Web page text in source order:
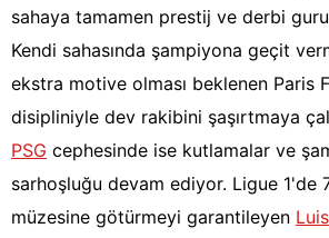
sahaya tamamen prestij ve derbi
Kendi sahasında şampiyona geçit
ekstra motive olması beklenen Paris
disipliniyle dev rakibini şaşırtmaya
PSG cephesinde ise kutlamalar ve
sarhoşluğu devam ediyor. Ligue 1'de
müzesine götürmeyi garantileyen